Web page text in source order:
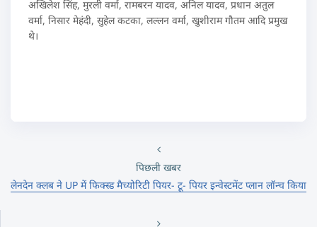
अखिलेश सिंह, मुरली वर्मा, रामबरन यादव, अनिल यादव, प्रधान अतुल
वर्मा, निसार मेहंदी, सुहेल कटका, लल्लन वर्मा, खुशीराम गौतम आदि प्रमुख
थे।
पिछली खबर
लेनदेन क्लब ने UP में फिक्स्ड मैच्योरिटी पियर- टू- पियर इन्वेस्टमेंट प्लान लॉन्च किया